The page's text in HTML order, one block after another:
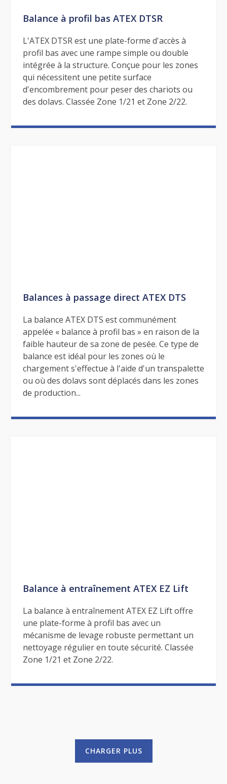
Balance à profil bas ATEX DTSR
L'ATEX DTSR est une plate-forme d'accès à
profil bas avec une rampe simple ou double
intégrée à la structure. Conçue pour les zones
qui nécessitent une petite surface
d'encombrement pour peser des chariots ou
des dolavs. Classée Zone 1/21 et Zone 2/22.
Balances à passage direct ATEX DTS
La balance ATEX DTS est communément
appelée « balance à profil bas » en raison de la
faible hauteur de sa zone de pesée. Ce type de
balance est idéal pour les zones où le
chargement s'effectue à l'aide d'un transpalette
ou où des dolavs sont déplacés dans les zones
de production...
Balance à entraînement ATEX EZ Lift
La balance à entraînement ATEX EZ Lift offre
une plate-forme à profil bas avec un
mécanisme de levage robuste permettant un
nettoyage régulier en toute sécurité. Classée
Zone 1/21 et Zone 2/22.
CHARGER PLUS